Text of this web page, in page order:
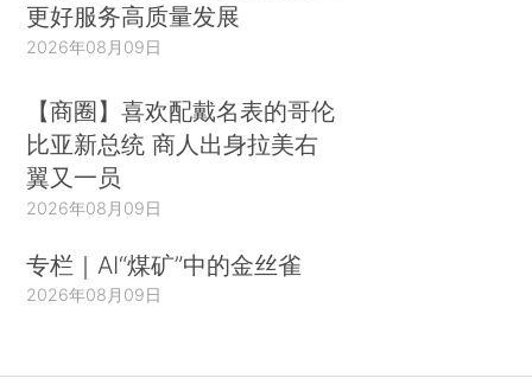
更好服务高质量发展
2026年08月09日
【商圈】喜欢配戴名表的哥伦
比亚新总统 商人出身拉美右
翼又一员
2026年08月09日
专栏｜AI“煤矿”中的金丝雀
2026年08月09日